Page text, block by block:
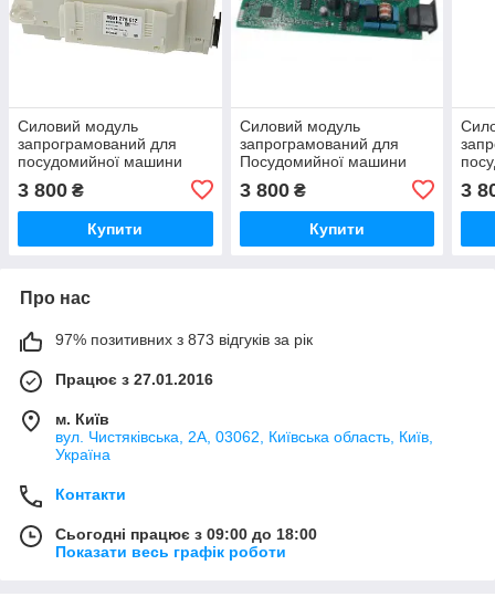
Силовий модуль
запрограмований для
посудомийної машини
3 800 ₴
Купити
Силовий модуль
запрограмований для
Посудомийної машини
3 800₴
Купити
3
Про нас
97% позитивних з 873 відгуків за рік
Працює з 27.01.2016
м. Київ
вул. Чистяківська, 2А, 03062, Київська область, Київ,
Україна
Контакти
Сьогодні працює з 09:00 до 18:00
Показати весь графік роботи